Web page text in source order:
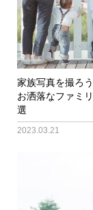
家族写真を撮ろ
お洒落なファミ
選
2023.03.21